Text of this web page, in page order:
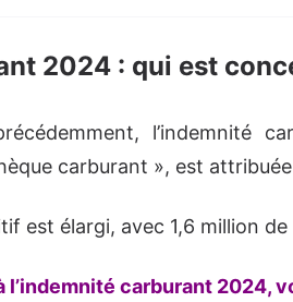
2024 : qui est
l’indemnité
carburant », est attribuée
est élargi, avec 1,6 million
l’indemnité carburant 2024,